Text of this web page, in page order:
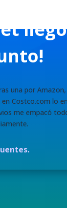
una por
Costco.com lo
me empacó